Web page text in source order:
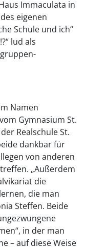
Immaculata in
eigenen
Schule und ich“
lud als
Namen
Gymnasium St.
Realschule St.
dankbar für
von anderen
„Außerdem
die
die man
Steffen. Beide
in der man
– auf diese Weise